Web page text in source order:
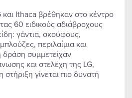
και Ithaca βρέθηκαν στο κέντρο
60 ειδικούς αδιάβροχους
γάντια, σκούφους,
περιλαίμια και
συμμετείχαν
και στελέχη της LG,
γίνεται πιο δυνατή